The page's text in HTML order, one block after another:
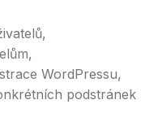
WordPressu,
podstránek